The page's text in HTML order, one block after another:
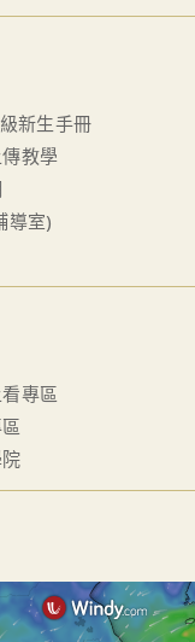
新生手冊
教學
導室)
專區